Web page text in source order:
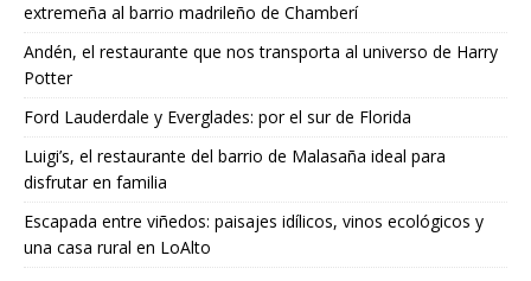
extremeña al barrio madrileño de Chamberí
Andén, el restaurante que nos transporta al universo de Harry
Potter
Ford Lauderdale y Everglades: por el sur de Florida
Luigi’s, el restaurante del barrio de Malasaña ideal para
disfrutar en familia
Escapada entre viñedos: paisajes idílicos, vinos ecológicos y
una casa rural en LoAlto